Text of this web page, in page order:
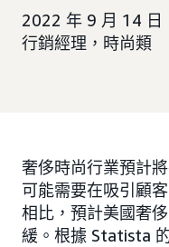
2022 年 9 月 14 日
行銷經理，時尚類
奢侈時尚行業預計
可能需要在吸引顧
相比，預計美國奢
緩。根據 Statista